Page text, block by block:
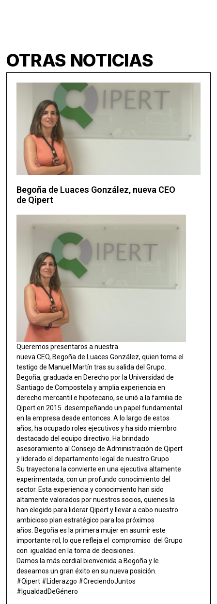
OTRAS NOTICIAS
Begoña de Luaces González, nueva CEO
de Qipert
Queremos presentaros a nuestra
nueva CEO, Begoña de Luaces González, quien toma el
testigo de Manuel Martín tras su salida del Grupo.
Begoña, graduada en Derecho por la Universidad de
Santiago de Compostela y amplia experiencia en
derecho mercantil e hipotecario, se unió a la familia de
Qipert en 2015 desempeñando un papel fundamental
en la empresa desde entonces. A lo largo de estos
años, ha ocupado roles ejecutivos y ha sido miembro
destacado del equipo directivo. Ha brindado
asesoramiento al Consejo de Administración de Qipert
y liderado el departamento legal de nuestro Grupo.
Su trayectoria la convierte en una ejecutiva altamente
experimentada, con un profundo conocimiento del
sector. Esta experiencia y conocimiento han sido
altamente valorados por nuestros socios, quienes la
han elegido para liderar Qipert y llevar a cabo nuestro
ambicioso plan estratégico para los próximos
años. Begoña es la primera mujer en asumir este
importante rol, lo que refleja el compromiso del Grupo
con igualdad en la toma de decisiones.
Damos la más cordial bienvenida a Begoña y le
deseamos un gran éxito en su nueva posición.
#Qipert #Liderazgo #CreciendoJuntos
#IgualdadDeGénero